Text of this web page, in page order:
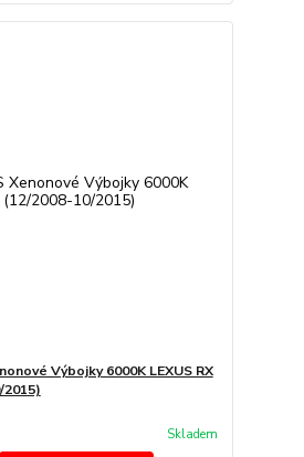
Výbojky 6000K LEXUS RX
2015)
Skladem